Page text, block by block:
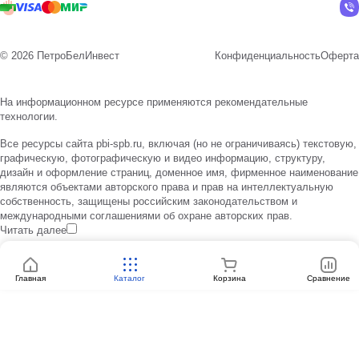
© 2026 ПетроБелИнвест КонфиденциальностьОферта
На информационном ресурсе применяются рекомендательные
технологии.
Все ресурсы сайта pbi-spb.ru, включая (но не ограничиваясь) текстовую,
графическую, фотографическую и видео информацию, структуру,
дизайн и оформление страниц, доменное имя, фирменное наименование
являются объектами авторского права и прав на интеллектуальную
собственность, защищены российским законодательством и
международными соглашениями об охране авторских прав.
Читать далее
Главная Каталог Корзина Сравнение